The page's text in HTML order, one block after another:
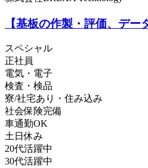
【基板の作製・評価、デ
スペシャル
正社員
電気・電子
検査・検品
寮/社宅あり・住み込み
社会保険完備
車通勤OK
土日休み
20代活躍中
30代活躍中